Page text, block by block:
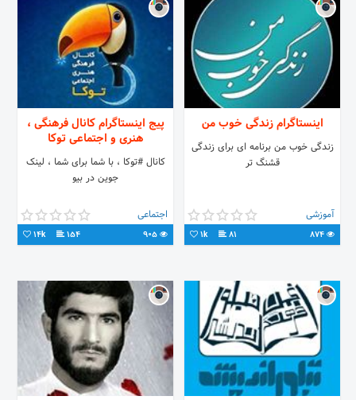
اینستاگرام زندگی خوب من
زندگی خوب من برنامه ای برای زندگی
قشنگ تر
آموزشی
81
1k
پیج اینستاگرام کانال فرهنگی ،
هنری و اجتماعی توکا
کانال #توکا ، با شما برای شما ، لینک
جوین در بیو
اجتماعی
154
14k